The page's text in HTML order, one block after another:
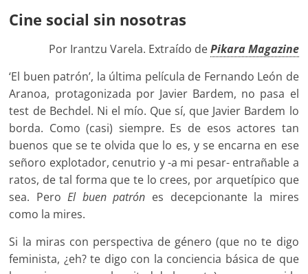
Cine social sin nosotras
Por Irantzu Varela. Extraído dePikara Magazine
‘El buen patrón’, la última película de Fernando León de
Aranoa, protagonizada por Javier Bardem, no pasa el
test de Bechdel. Ni el mío. Que sí, que Javier Bardem lo
borda. Como (casi) siempre. Es de esos actores tan
buenos que se te olvida que lo es, y se encarna en ese
señoro explotador, cenutrio y -a mi pesar- entrañable a
ratos, de tal forma que te lo crees, por arquetípico que
sea. PeroEl buen patrón es decepcionante la mires
como la mires.
Si la miras con perspectiva de género (que no te digo
feminista, ¿eh? te digo con la conciencia básica de que